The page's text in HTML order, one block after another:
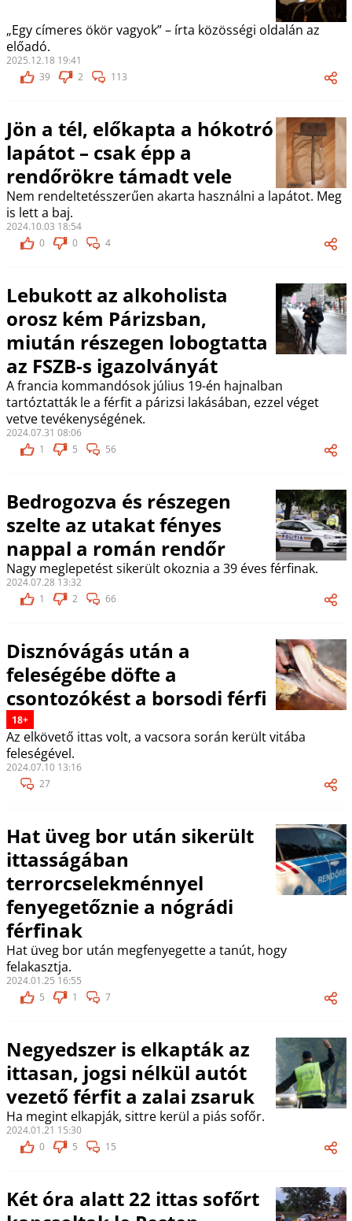
„Egy címeres ökör vagyok” – írta közösségi oldalán az
előadó.
2025.12.18 19:41
39
2 113
Jön a tél, előkapta a hókotró
lapátot – csak épp a
rendőrökre támadt vele
Nem rendeltetésszerűen akarta használni a lapátot. Meg
is lett a baj.
2024.10.03 18:54
0
0 4
Lebukott az alkoholista
orosz kém Párizsban,
miután részegen lobogtatta
az FSZB-s igazolványát
A francia kommandósok július 19-én hajnalban
tartóztatták le a férfit a párizsi lakásában, ezzel véget
vetve tevékenységének.
2024.07.31 08:06
1
5 56
Bedrogozva és részegen
szelte az utakat fényes
nappal a román rendőr
Nagy meglepetést sikerült okoznia a 39 éves férfinak.
2024.07.28 13:32
1
2 66
Disznóvágás után a
feleségébe döfte a
csontozókést a borsodi férfi
18+
Az elkövető ittas volt, a vacsora során került vitába
feleségével.
2024.07.10 13:16
27
Hat üveg bor után sikerült
ittasságában
terrorcselekménnyel
fenyegetőznie a nógrádi
férfinak
Hat üveg bor után megfenyegette a tanút, hogy
felakasztja.
2024.01.25 16:55
5
1 7
Negyedszer is elkapták az
ittasan, jogsi nélkül autót
vezető férfit a zalai zsaruk
Ha megint elkapják, sittre kerül a piás sofőr.
2024.01.21 15:30
0
5 15
Két óra alatt 22 ittas sofőrt